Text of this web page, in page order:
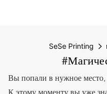
SeSe Printing
Вы попали в нужное место,
К этому моменту вы уже